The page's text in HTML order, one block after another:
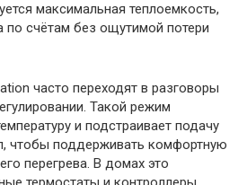
максимальная теплоемкость,
по счётам без ощутимой потери
часто переходят в разговоры
Такой режим
и подстраивает подачу
чтобы поддерживать комфортную
перегрева. В домах это